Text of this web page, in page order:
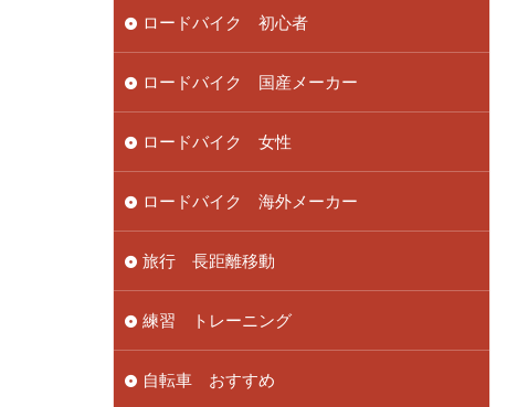
ロードバイク 初心者
ロードバイク 国産メーカー
ロードバイク 女性
ロードバイク 海外メーカー
旅行 長距離移動
練習 トレーニング
自転車 おすすめ